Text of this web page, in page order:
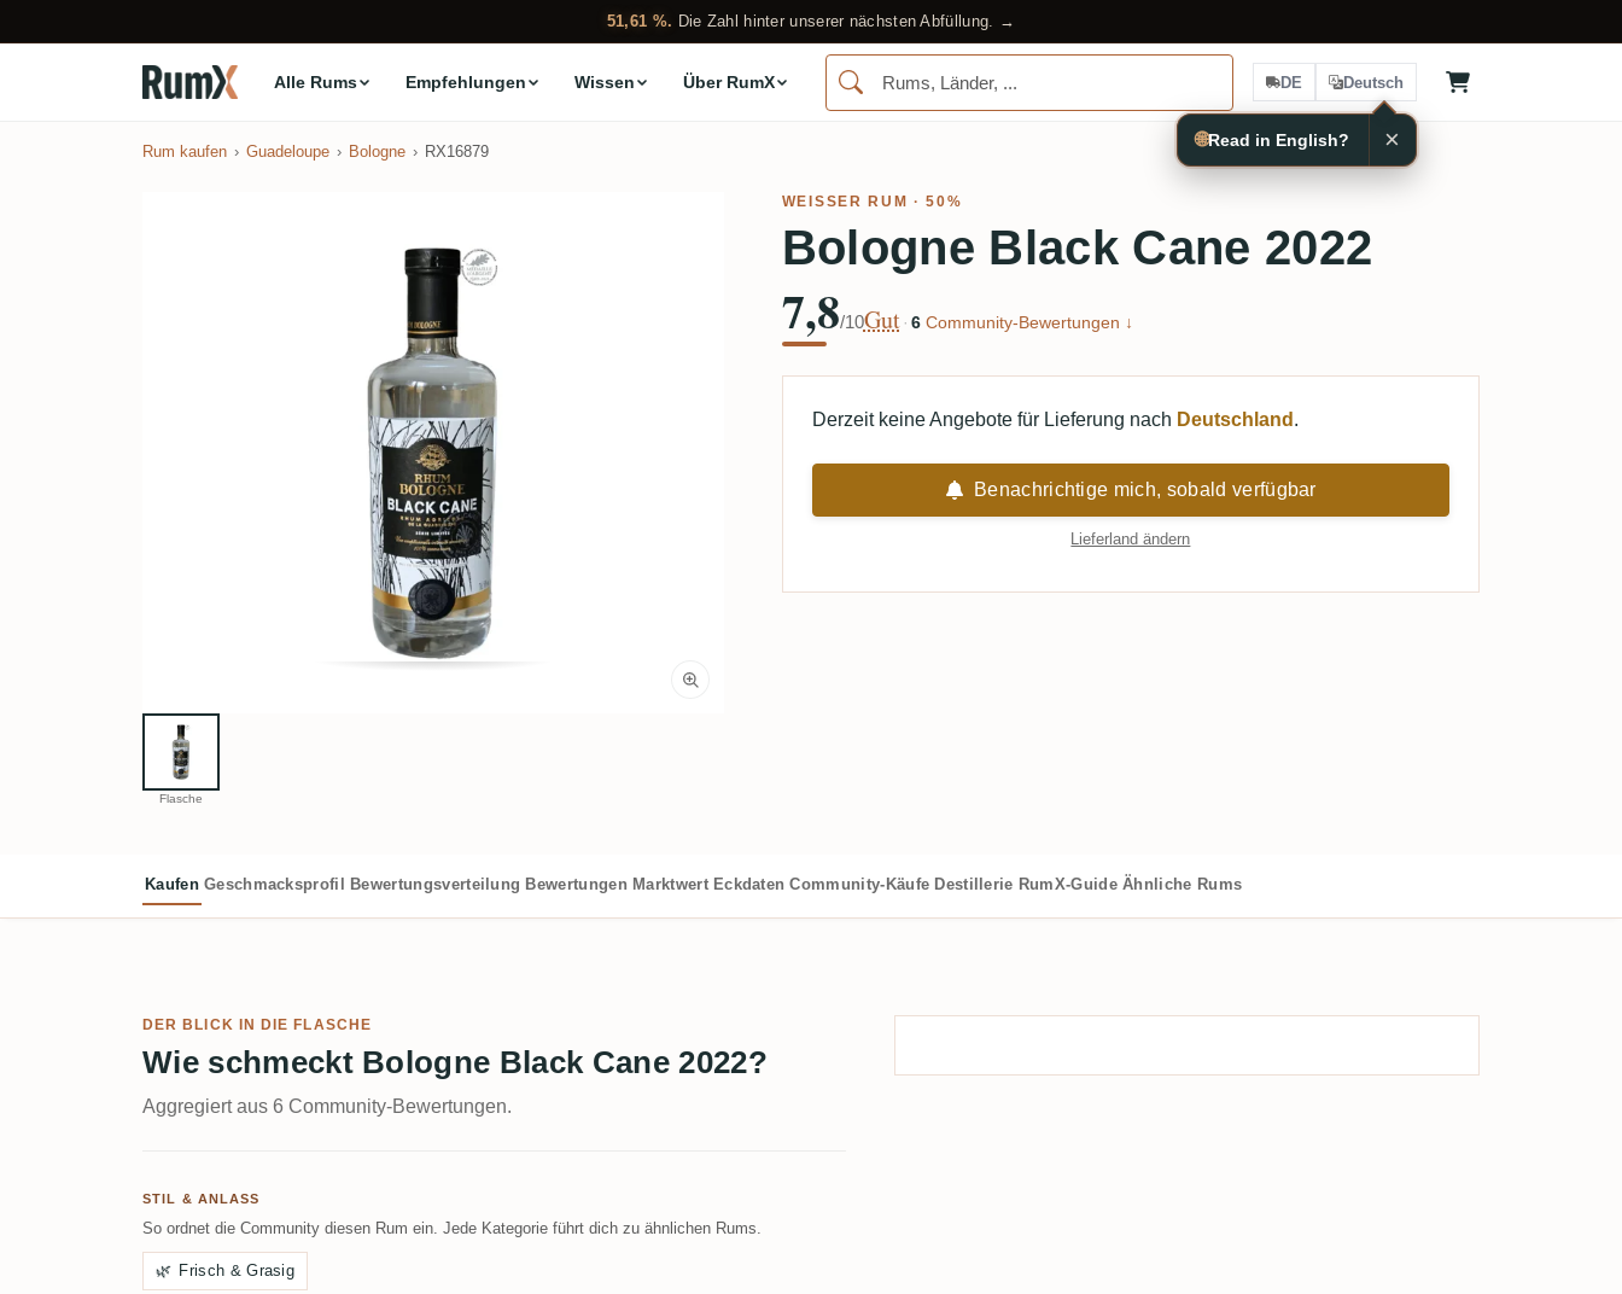
51,61 %. Die Zahl hinter unserer nächsten Abfüllung. →
Alle Rums Empfehlungen Wissen Über RumX DE Deutsch
Rum kaufen Guadeloupe Bologne RX16879
Flasche
WEISSER RUM · 50%
Bologne Black Cane 2022
7,8/10Gut · 6Community-Bewertungen ↓
Derzeit keine Angebote für Lieferung nach Deutschland .
Benachrichtige mich, sobald verfügbar
Lieferland ändern
Kaufen Geschmacksprofil Bewertungsverteilung Bewertungen Marktwert Eckdaten Community-Käufe Destillerie RumX-Guide Ähnliche Rums
DER BLICK IN DIE FLASCHE
Wie schmeckt Bologne Black Cane 2022?
Aggregiert aus 6 Community-Bewertungen.
STIL & ANLASS
So ordnet die Community diesen Rum ein. Jede Kategorie führt dich zu ähnlichen Rums.
🌿 Frisch & Grasig
🌐Read in English? ×